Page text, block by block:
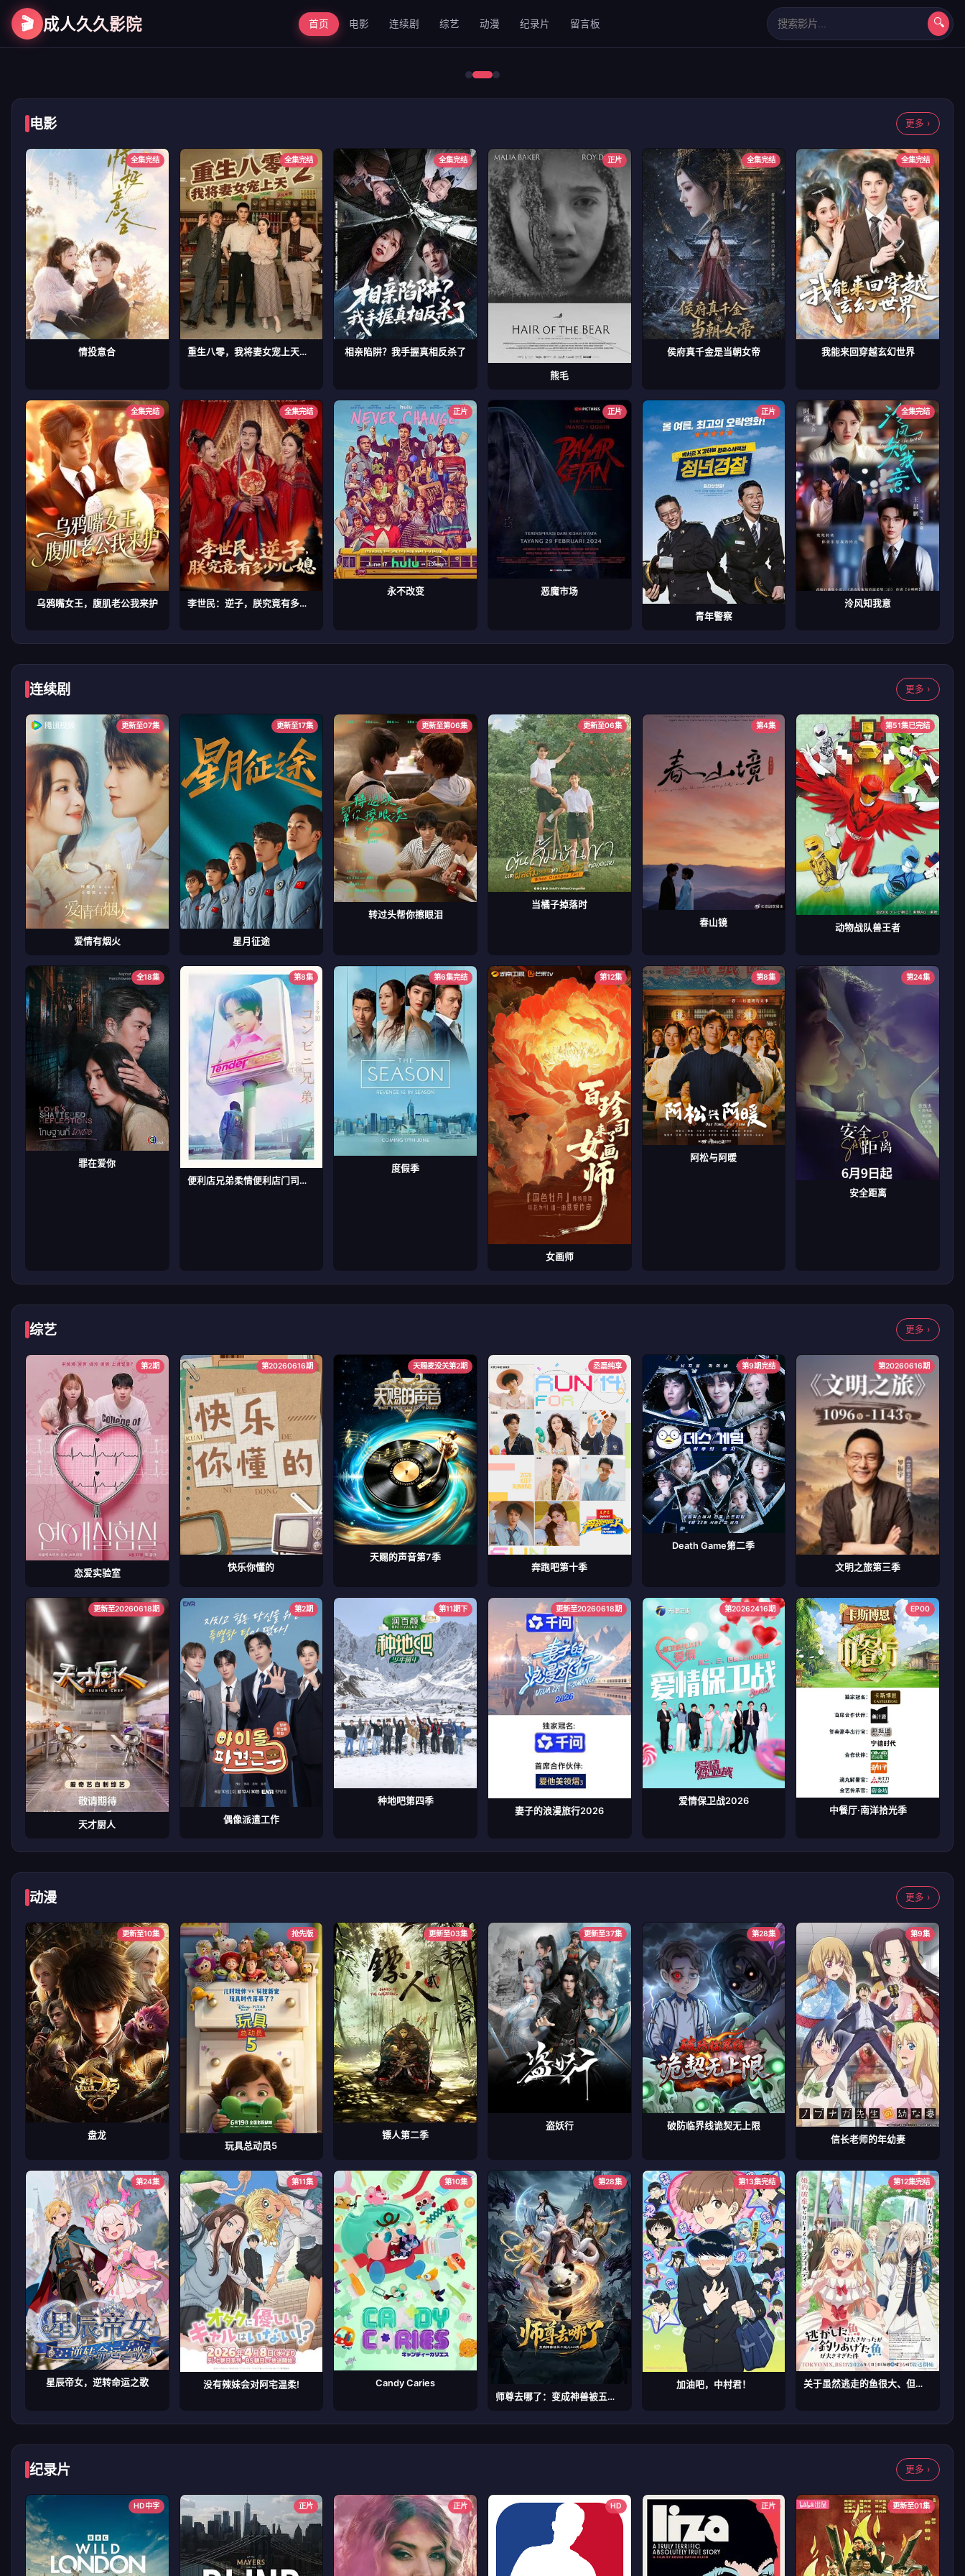
🎬 成人久久影院 首页 电影 连续剧 综艺 动漫 纪录片 留言板 🔍
第二次初见 错位2024
电影 更多 ›
全集完结
情投意合
全集完结
重生八零，我将妻女宠上天第二部
全集完结
相亲陷阱？我手握真相反杀了
正片
熊毛
全集完结
侯府真千金是当朝女帝
全集完结
我能来回穿越玄幻世界
全集完结
乌鸦嘴女王，腹肌老公我来护
全集完结
李世民：逆子，朕究竟有多少儿媳
正片
永不改变
正片
恶魔市场
正片
青年警察
全集完结
泠风知我意
连续剧 更多 ›
更新至07集
爱情有烟火
更新至17集
星月征途
更新至第06集
转过头帮你擦眼泪
更新至06集
当橘子掉落时
第4集
春山镜
第51集已完结
动物战队兽王者
全18集
罪在爱你
第8集
便利店兄弟柔情便利店门司港小金村门市
第6集完结
度假季
第12集
女画师
第8集
阿松与阿暖
第24集
安全距离
综艺 更多 ›
第2期
恋爱实验室
第20260616期
快乐你懂的
天赐麦没关第2期
天赐的声音第7季
丞磊纯享
奔跑吧第十季
第9期完结
Death Game第二季
第20260616期
文明之旅第三季
更新至20260618期
天才厨人
第2期
偶像派遣工作
第11期下
种地吧第四季
更新至20260618期
妻子的浪漫旅行2026
第20262416期
爱情保卫战2026
EP00
中餐厅·南洋拾光季
动漫 更多 ›
更新至10集
盘龙
抢先版
玩具总动员5
更新至03集
镖人第二季
更新至37集
盗妖行
第28集
破防临界线诡契无上限
第9集
信长老师的年幼妻
第24集
星辰帝女，逆转命运之歌
第11集
没有辣妹会对阿宅温柔!
第10集
Candy Caries
第28集
师尊去哪了：变成神兽被五个徒儿rua秃
第13集完结
加油吧，中村君！
第12集完结
关于虽然逃走的鱼很大、但钓上来的鱼却太大了这件事
纪录片 更多 ›
HD中字 正片 正片 HD 正片 更新至01集